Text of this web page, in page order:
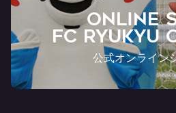
ONLINE
FC RYUKYU
公式オンライン